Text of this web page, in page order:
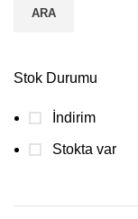
Stok Durumu
İndirim
Stokta var
ARA